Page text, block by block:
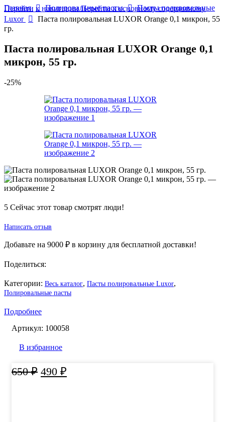
Перейти к навигацииПерейти к основному содержимому
Главная Полировальные пасты
Пасты полировальные
Luxor
Паста полировальная LUXOR Orange 0,1 микрон, 55
гр.
Паста полировальная LUXOR Orange 0,1
микрон, 55 гр.
-25%
5 Сейчас этот товар смотрят люди!
Написать отзыв
Добавьте на 9000 ₽ в корзину для бесплатной доставки!
Поделиться:
Категории: Весь каталог, Пасты полировальные Luxor,
Полировальные пасты
Подробнее
Артикул: 100058
В избранное
650₽ Первоначальная
490 ₽